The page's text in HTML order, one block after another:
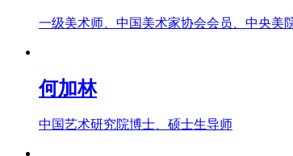
一级美术师、中国美术家协会会员、中央美
何加林
中国艺术研究院博士、硕士生导师